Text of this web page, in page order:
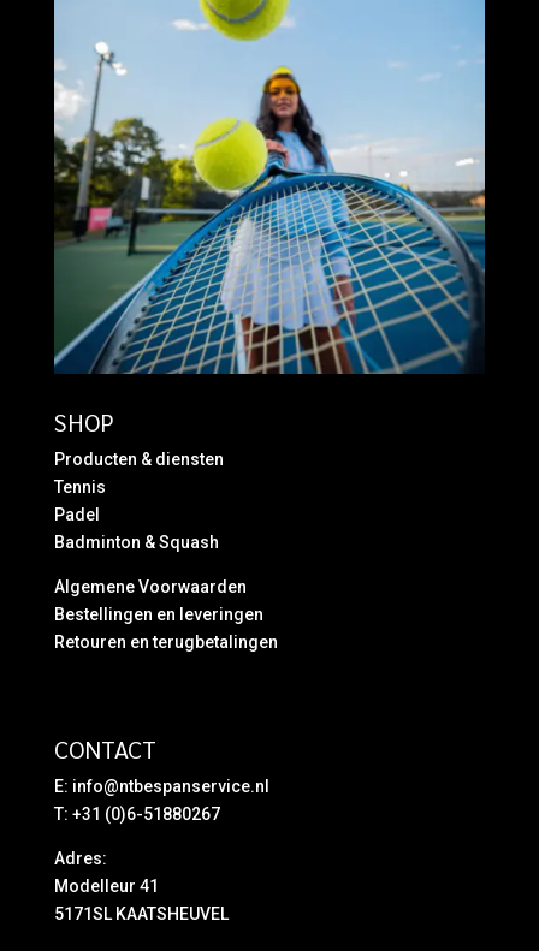
SHOP
Producten & diensten
Tennis
Padel
Badminton & Squash
Algemene Voorwaarden
Bestellingen en leveringen
Retouren en terugbetalingen
CONTACT
E: info@ntbespanservice.nl
T: +31 (0)6-51880267
Adres:
Modelleur 41
5171SL KAATSHEUVEL